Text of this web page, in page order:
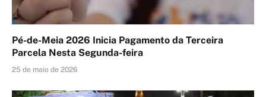
Pé-de-Meia 2026 Inicia Pagamento da Terceira
Parcela Nesta Segunda-feira
25 de maio de 2026